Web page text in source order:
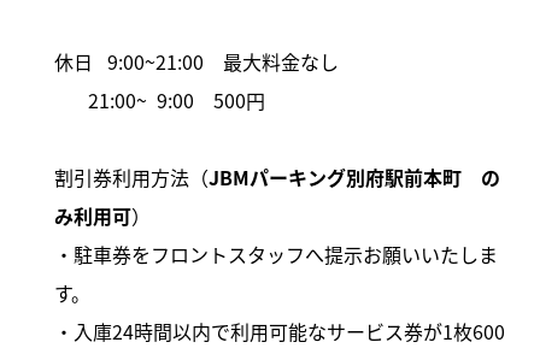
休日 9:00~21:00 最大料金なし
21:00~ 9:00 500円
割引券利用方法（JBMパーキング別府駅前本町 の
み利用可）
・駐車券をフロントスタッフへ提示お願いいたしま
す。
・入庫24時間以内で利用可能なサービス券が1枚600